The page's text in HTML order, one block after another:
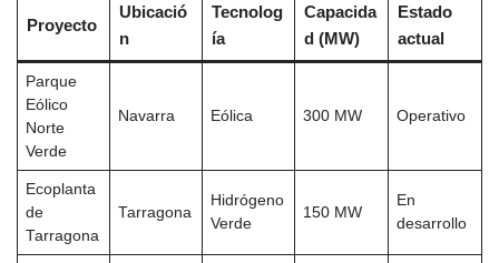
Proyecto
Ubicació
n
Tecnolog
ía
Capacida
d (MW)
Estado
actual
Parque
Eólico
Norte
Verde
Navarra Eólica 300 MW Operativo
Ecoplanta
de
Tarragona
Tarragona
Hidrógeno
Verde
150 MW
En
desarrollo